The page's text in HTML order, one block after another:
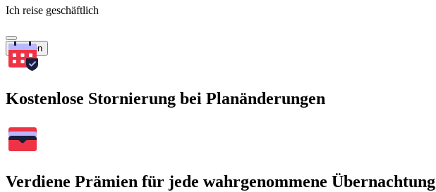
Ich reise geschäftlich
Suchen
Kostenlose Stornierung bei Planänderungen
Verdiene Prämien für jede wahrgenommene Übernachtung